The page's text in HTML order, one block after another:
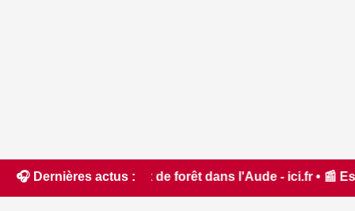
🎧 Dernières actus :
de forêt dans l'Aude - ici.fr • 📰 Estival du